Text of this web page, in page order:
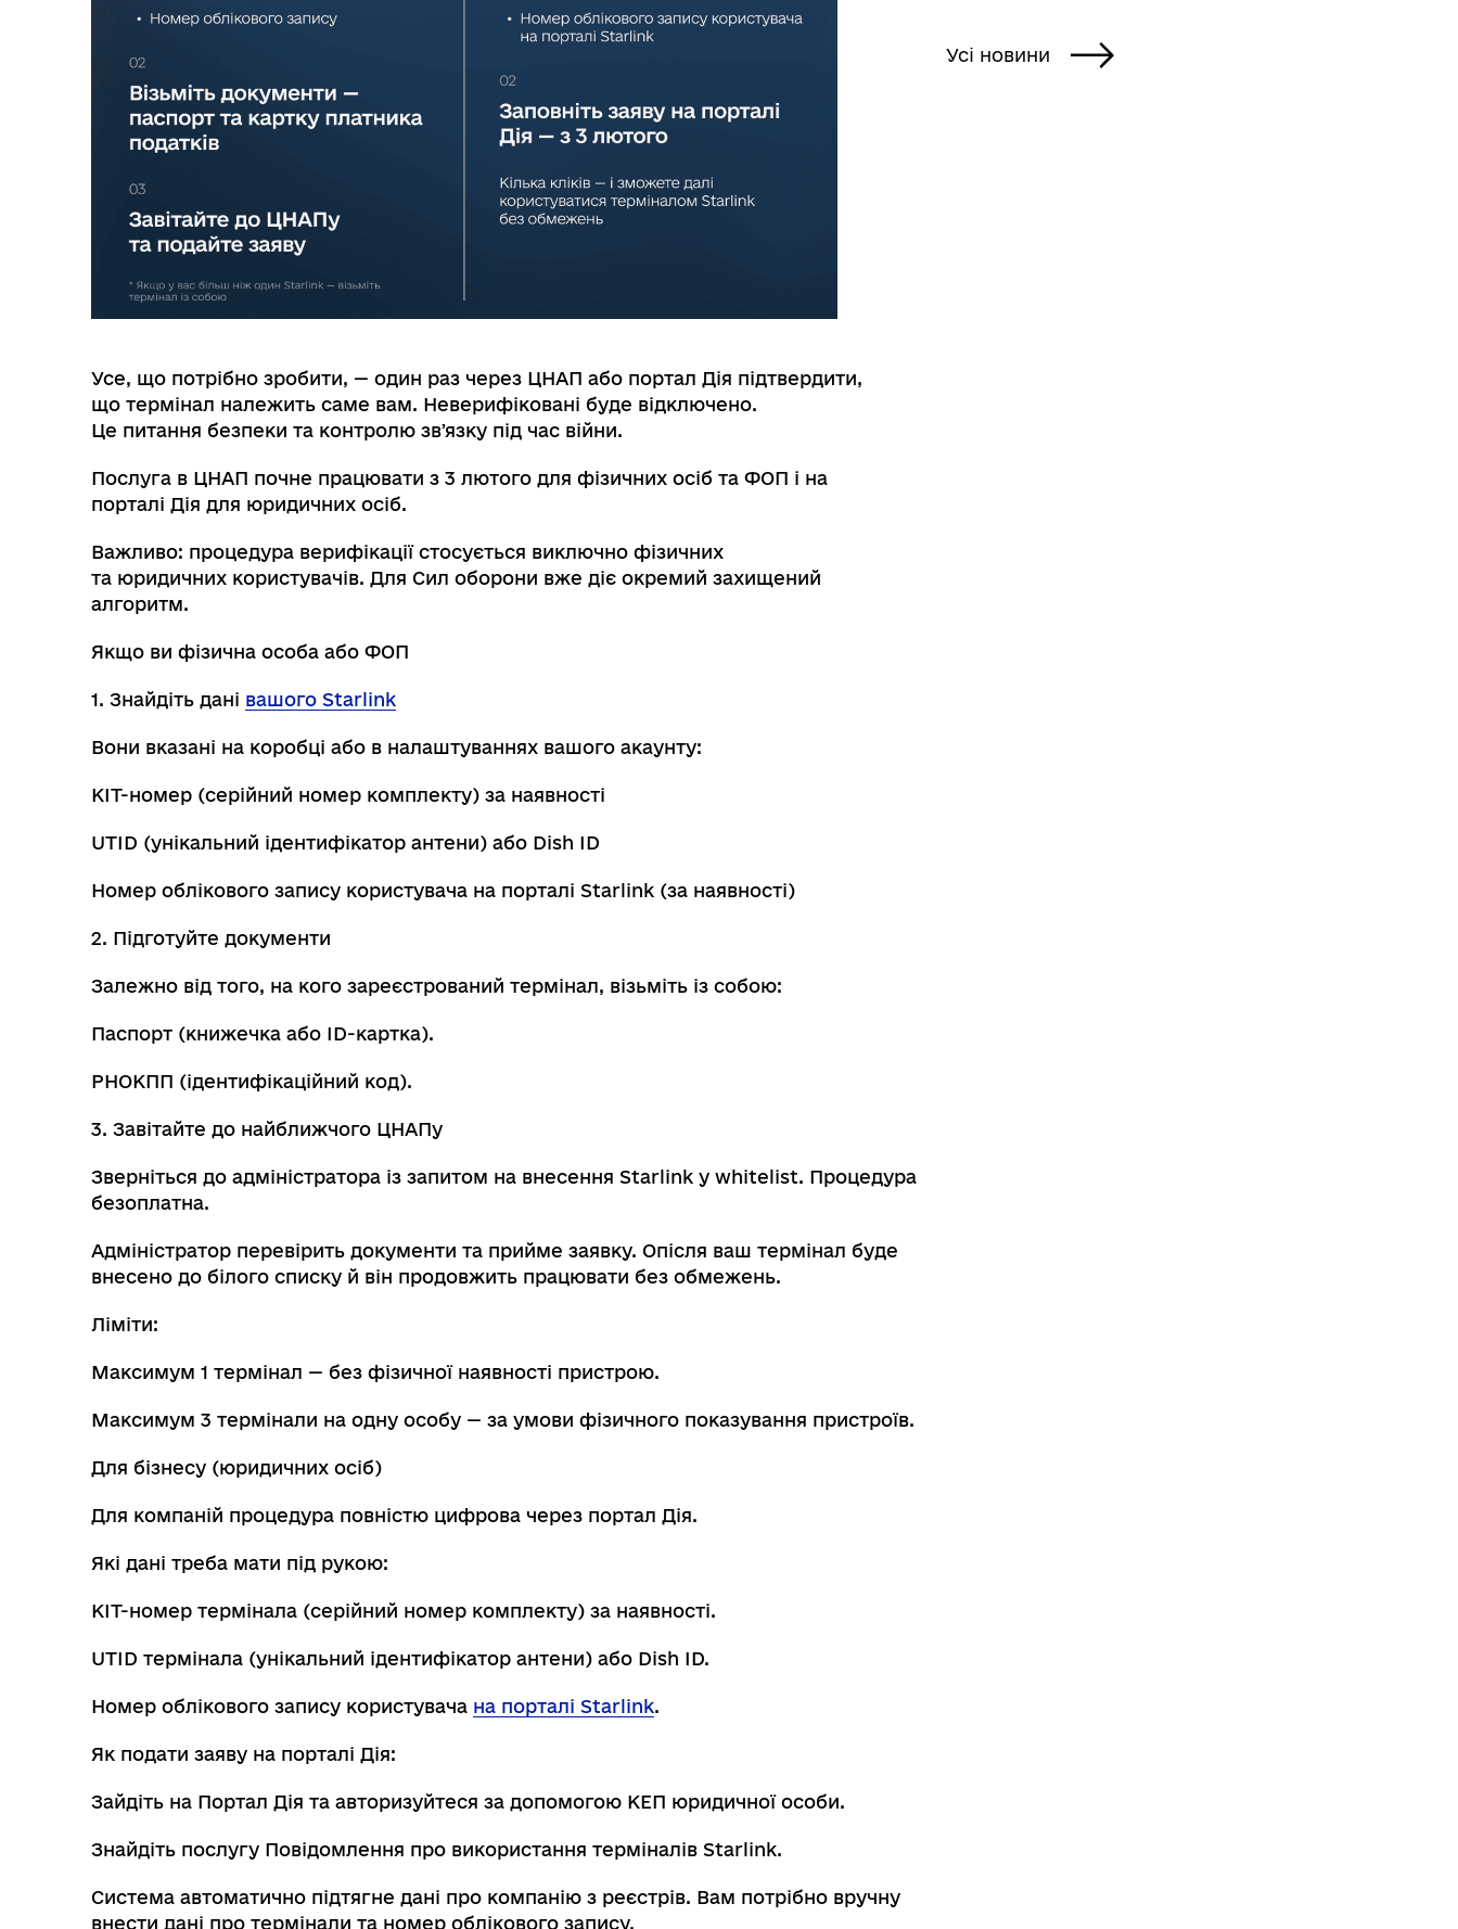
Усе, що потрібно зробити, — один раз через ЦНАП або портал Дія підтвердити,
що термінал належить саме вам. Неверифіковані буде відключено.
Це питання безпеки та контролю звʼязку під час війни.
Послуга в ЦНАП почне працювати з 3 лютого для фізичних осіб та ФОП і на
порталі Дія для юридичних осіб.
Важливо: процедура верифікації стосується виключно фізичних
та юридичних користувачів. Для Сил оборони вже діє окремий захищений
алгоритм.
Якщо ви фізична особа або ФОП
1. Знайдіть дані вашого Starlink
Вони вказані на коробці або в налаштуваннях вашого акаунту:
KIT-номер (серійний номер комплекту) за наявності
UTID (унікальний ідентифікатор антени) або Dish ID
Номер облікового запису користувача на порталі Starlink (за наявності)
2. Підготуйте документи
Залежно від того, на кого зареєстрований термінал, візьміть із собою:
Паспорт (книжечка або ID-картка).
РНОКПП (ідентифікаційний код).
3. Завітайте до найближчого ЦНАПу
Зверніться до адміністратора із запитом на внесення Starlink у whitelist. Процедура
безоплатна.
Адміністратор перевірить документи та прийме заявку. Опісля ваш термінал буде
внесено до білого списку й він продовжить працювати без обмежень.
Ліміти:
Максимум 1 термінал — без фізичної наявності пристрою.
Максимум 3 термінали на одну особу — за умови фізичного показування пристроїв.
Для бізнесу (юридичних осіб)
Для компаній процедура повністю цифрова через портал Дія.
Які дані треба мати під рукою:
KIT-номер термінала (серійний номер комплекту) за наявності.
UTID термінала (унікальний ідентифікатор антени) або Dish ID.
Номер облікового запису користувача на порталі Starlink.
Як подати заяву на порталі Дія:
Зайдіть на Портал Дія та авторизуйтеся за допомогою КЕП юридичної особи.
Знайдіть послугу Повідомлення про використання терміналів Starlink.
Система автоматично підтягне дані про компанію з реєстрів. Вам потрібно вручну
внести дані про термінали та номер облікового запису.
Усі новини